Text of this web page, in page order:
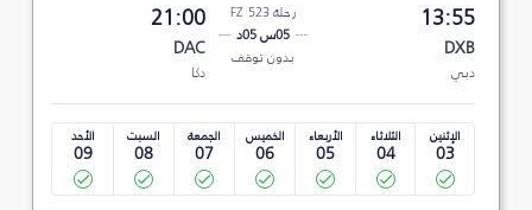
13:55
DXB
دبي
رحلة FZ 523
05س 05د
بدون توقف
21:00
DAC
دكا
الإثنين
03
الثلاثاء
04
الأربعاء
05
الخميس
06
الجمعة
07
السبت
08
الأحد
09